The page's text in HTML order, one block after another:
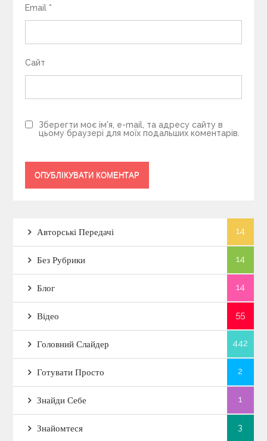
Email *
Сайт
Зберегти моє ім'я, e-mail, та адресу сайту в
цьому браузері для моїх подальших коментарів.
Авторські Передачі 14
Без Рубрики 14
Блог 14
Відео 55
Головний Слайдер 442
Готувати Просто 2
Знайди Себе 1
Знайомтеся 3